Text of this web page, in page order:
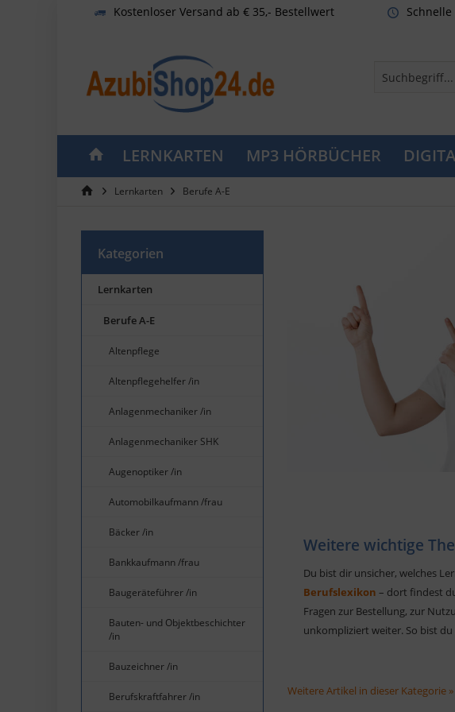
Kostenloser Versand ab € 35,- Bestellwert
LERNKARTEN MP3 HÖRBÜCHER
Lernkarten Berufe A-E
Kategorien
Lernkarten
Berufe A-E
Altenpflege
Altenpflegehelfer /in
Anlagenmechaniker /in
Anlagenmechaniker SHK
Augenoptiker /in
Automobilkaufmann /frau
Bäcker /in
Bankkaufmann /frau
Baugeräteführer /in
Bauten- und Objektbeschichter
/in
Bauzeichner /in
Berufskraftfahrer /in
Weitere wichtige
Du bist dir unsicher, welches
Berufslexikon – dort findest
Fragen zur Bestellung, zur
unkompliziert weiter. So bist
Weitere Artikel in dieser Kategorie »